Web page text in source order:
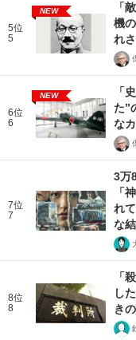
5位
5
NEW
「
機
れ
6位
6
NEW
「
た”
な
7位
7
3万
「
れ
な
8位
8
「
し
き